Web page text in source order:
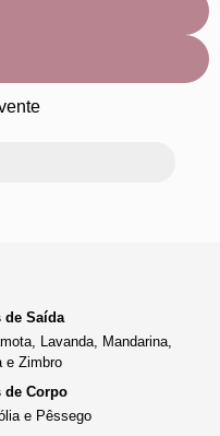
de Saída
Lavanda, Mandarina,
e Zimbro
de Corpo
e Pêssego